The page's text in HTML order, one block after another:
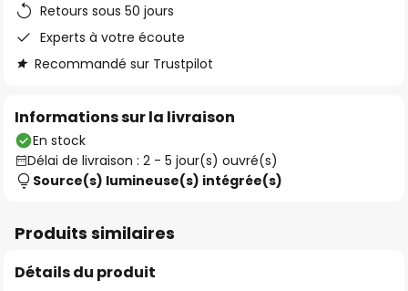
Retours sous 50 jours
Experts à votre écoute
Recommandé sur Trustpilot
Informations sur la livraison
En stock
Délai de livraison : 2 - 5 jour(s) ouvré(s)
Source(s) lumineuse(s) intégrée(s)
Produits similaires
Détails du produit